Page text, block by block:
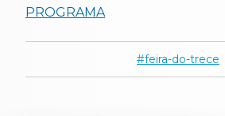
PROGRAMA
feira-do-trece